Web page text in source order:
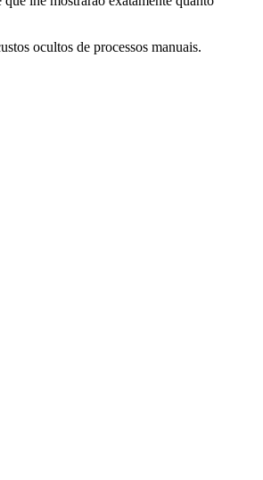
ocultos de processos manuais.